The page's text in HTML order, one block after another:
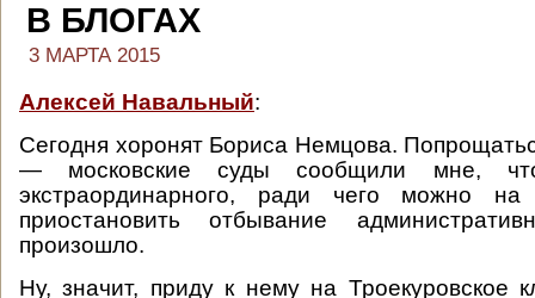
В БЛОГАХ
3 МАРТА 2015
Алексей Навальный:
Сегодня хоронят Бориса Немцова.
— московские суды сообщили мне,
экстраординарного, ради чего можно на
приостановить отбывание
произошло.
Ну, значит, приду к нему на Троекуровское